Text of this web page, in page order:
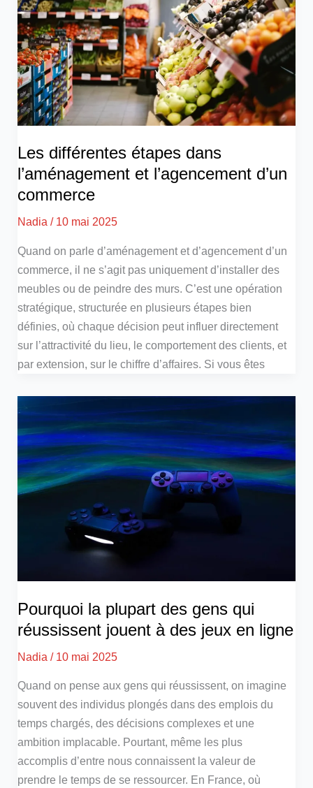
Les différentes étapes dans
l’aménagement et l’agencement d’un
commerce
Nadia/ 10 mai 2025
Quand on parle d’aménagement et d’agencement d’un
commerce, il ne s’agit pas uniquement d’installer des
meubles ou de peindre des murs. C’est une opération
stratégique, structurée en plusieurs étapes bien
définies, où chaque décision peut influer directement
sur l’attractivité du lieu, le comportement des clients, et
par extension, sur le chiffre d’affaires. Si vous êtes
Pourquoi la plupart des gens qui
réussissent jouent à des jeux en ligne
Nadia/ 10 mai 2025
Quand on pense aux gens qui réussissent, on imagine
souvent des individus plongés dans des emplois du
temps chargés, des décisions complexes et une
ambition implacable. Pourtant, même les plus
accomplis d’entre nous connaissent la valeur de
prendre le temps de se ressourcer. En France, où